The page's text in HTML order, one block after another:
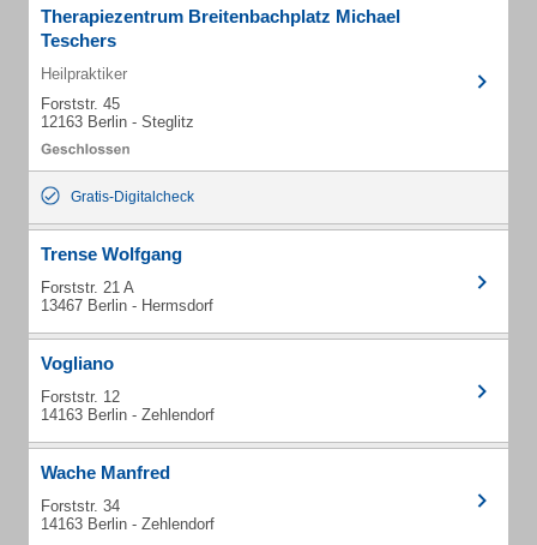
Therapiezentrum Breitenbachplatz Michael
Teschers
Heilpraktiker
Forststr. 45
12163 Berlin - Steglitz
Gratis-Digitalcheck
Trense Wolfgang
Forststr. 21 A
13467 Berlin - Hermsdorf
Vogliano
Forststr. 12
14163 Berlin - Zehlendorf
Wache Manfred
Forststr. 34
14163 Berlin - Zehlendorf